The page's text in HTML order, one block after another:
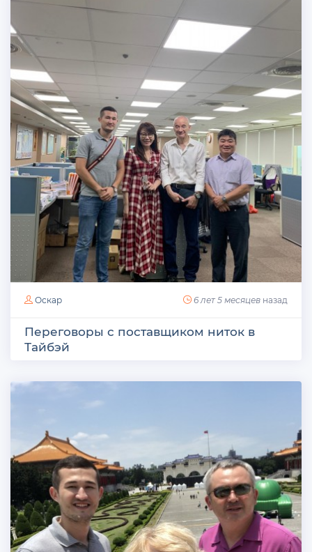
6 лет 5 месяцев назад
Оскар
Переговоры с поставщиком ниток в
Тайбэй